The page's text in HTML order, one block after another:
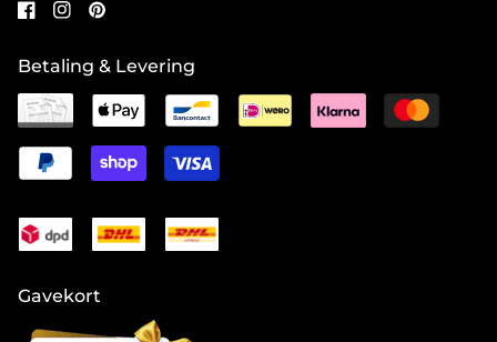
Betaling & Levering
Gavekort